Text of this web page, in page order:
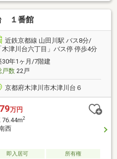
ンすずらん館まで約５５０ｍ◎
７００ｍ◎高の原小学校まで約
学校まで約４６０ｍ◎高の原幼
１番館
近鉄京都線 山田川駅 バス8分/
木津川台六丁目」バス停 停歩4分
30年1ヶ月/7階建
戸数22戸
京都府木津川市木津川台６
万円
76.44m2
西
即入居可 所有権